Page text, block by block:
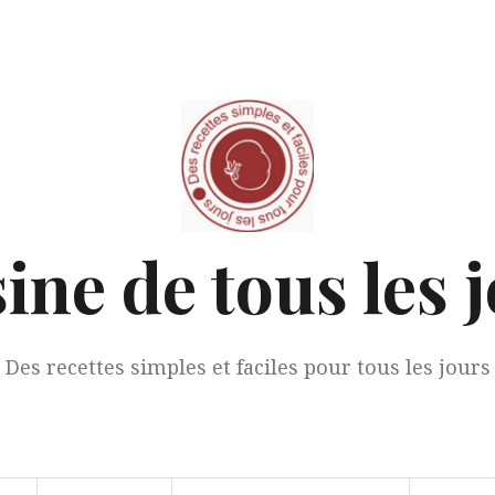
de tous les
Des recettes simples et faciles pour tous les jours